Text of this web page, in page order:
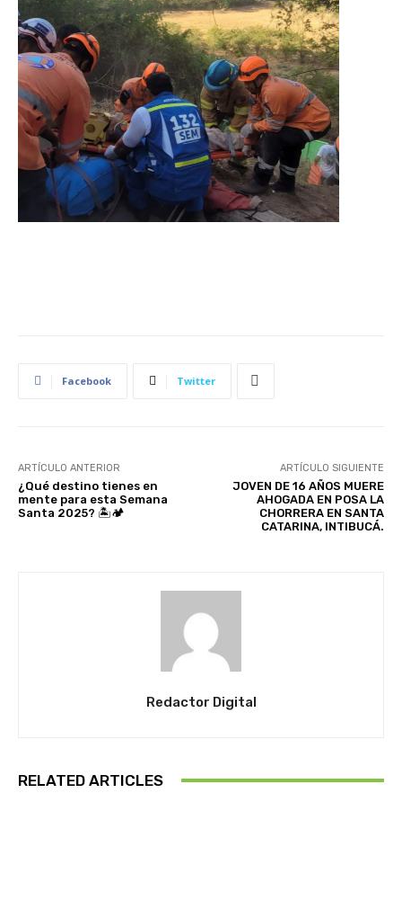
Facebook Twitter
ARTÍCULO ANTERIOR
¿Qué destino tienes en
mente para esta Semana
Santa 2025? 🏝️🏕️
ARTÍCULO SIGUIENTE
JOVEN DE 16 AÑOS MUERE
AHOGADA EN POSA LA
CHORRERA EN SANTA
CATARINA, INTIBUCÁ.
Redactor Digital
RELATED ARTICLES